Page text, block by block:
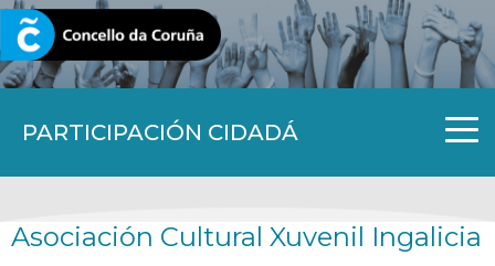
PARTICIPACIÓN CIDADÁ
CORUNA.GAL
Asociación Cultural Xuvenil Ingalicia